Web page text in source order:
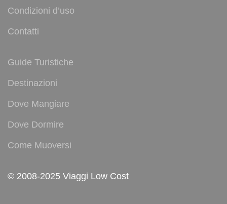
Condizioni d’uso
Contatti
Guide Turistiche
Destinazioni
Dove Mangiare
Dove Dormire
Come Muoversi
© 2008-2025 Viaggi Low Cost